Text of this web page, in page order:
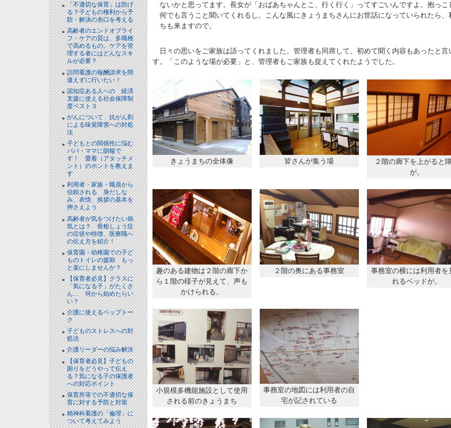
「不適切な保育」は防げ
る？子どもの権利から予
防・解決の糸口を考える
高齢者のエンドオブライ
フ・ケアの質は、多職種
で高めるもの。ケアを管
理する者にはどんなスキ
ルが必要？
訪問看護の報酬請求を間
違えずに行いたい！
認知症ある人への 経済
支援に使える社会保障制
度ベスト３
がんについて 抗がん剤
による味覚障害への対処
法
子どもとの関係性に悩む
パパ・ママに朗報で
す！ 愛着（アタッチメ
ント）のホントを教えま
す
利用者・家族・職員から
信頼される 身だしな
み、表情、挨拶の基本を
押さえよう
高齢者が気をつけたい病
気とは？ 骨粗しょう症
の症状や特徴、医療職へ
の伝え方を紹介！
保育園・幼稚園での子ど
ものトイレの援助 もっ
と楽にしませんか？
【保育者必見】クラスに
「気になる子」がたくさ
ん… 何から始めたらい
い？
介護に使えるペップトー
ク
子どものストレスへの対
処法
介護リーダーの悩み解決
【保育者必見】子どもの
困りをどうやって伝え
る？気になる子の保護者
への対応ポイント
保育所等での不適切な保
育に対する予防と対策
精神科看護の「倫理」に
ついて考えてみよう
ないかと思ってます。長女が「おばあちゃんとこ、行く行く」ってすごいんですよ。抱っこ
何でも言うこと聞いてくれるし。こんな風にきょうまちさんにお世話になっていられたら、
ちも来ますので。
日々の思いをご家族は語ってくれました。管理者も同席して、初めて聞く内容もあったと言
す。「このような場が必要」と、管理者もご家族も捉えてくれたようでした。
きょうまちの全体像 皆さんが集う場
２階の廊下を上がると
が。
趣のある建物は２階の廊下か
ら１階の様子が見えて、声も
かけられる。
２階の奥にある事務室
事務室の横には利用者を
れるベッドが。
小規模多機能施設として使用
される前のきょうまち
事務室の地図には利用者の自
宅が記されている